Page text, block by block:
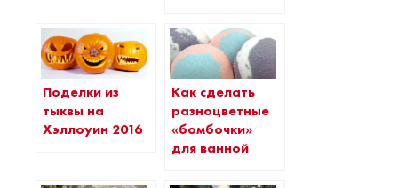
Поделки из
тыквы на
Хэллоуин 2016
Как сделать
разноцветные
«бомбочки»
для ванной